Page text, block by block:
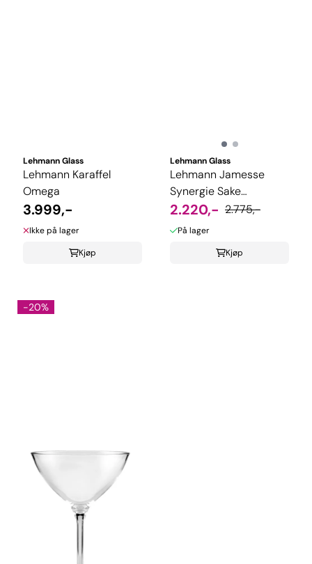
Lehmann Glass
Lehmann Karaffel
Omega
3.999,-
Ikke på lager
Kjøp
Lehmann Glass
Lehmann Jamesse
Synergie Sake
munnblåst, 6-pk
2.220,- 2.775,-
På lager
Kjøp
-20%